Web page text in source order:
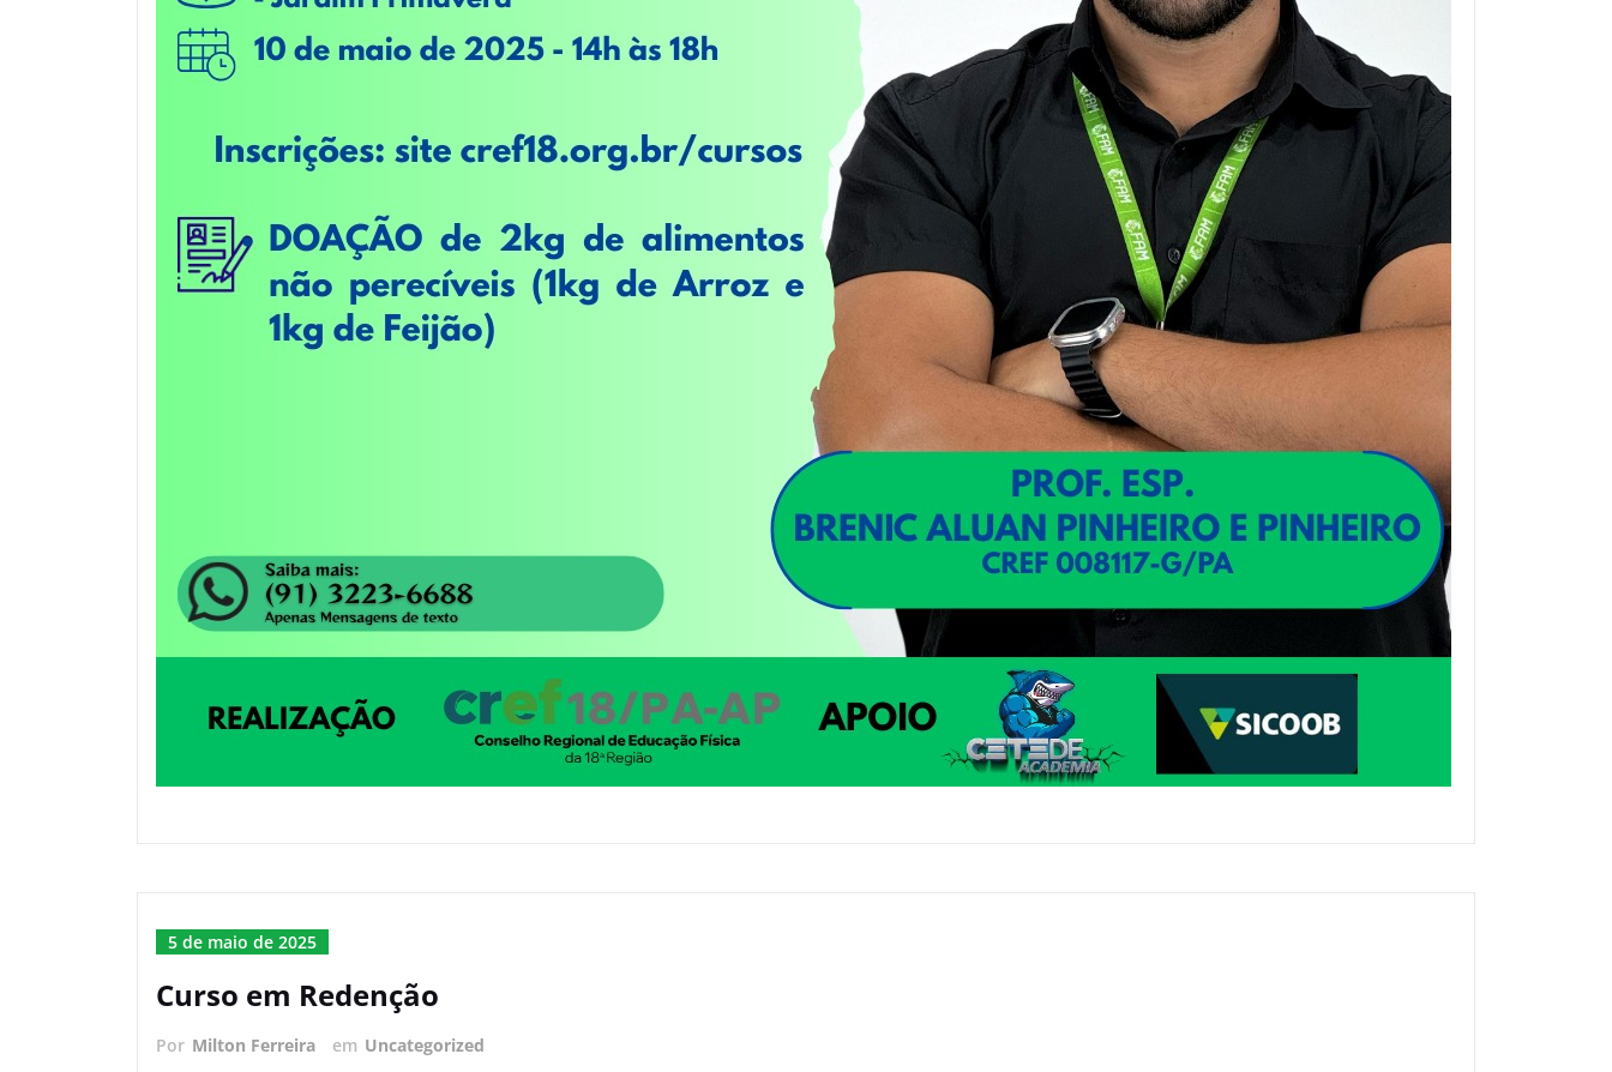
5 de maio de 2025
Curso em Redenção
Por Milton Ferreira em Uncategorized